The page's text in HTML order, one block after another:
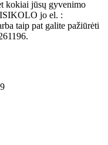
kokiai jūsų gyvenimo
jo el. :
taip pat galite pažiūrėti